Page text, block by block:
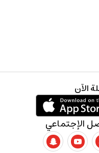
الإجتماعي
الآن